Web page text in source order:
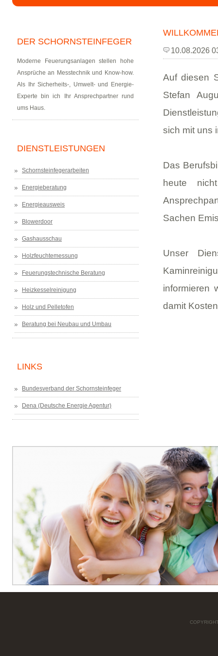
10.08.2026
Auf diesen
Stefan
sich mit uns
Das
heute
Sachen
Unser
informieren
damit
DER SCHORNSTEINFEGER
Moderne Feuerungsanlagen stellen hohe
Ansprüche an Messtechnik und Know-how.
Als Ihr Sicherheits-, Umwelt- und Energie-
Experte bin ich Ihr Ansprechpartner rund
ums Haus.
DIENSTLEISTUNGEN
Schornsteinfegerarbeiten
Energieberatung
Energieausweis
Blowerdoor
Gashausschau
Holzfeuchtemessung
Feuerungstechnische Beratung
Heizkesselreinigung
Holz und Pelletofen
Beratung bei Neubau und Umbau
LINKS
Bundesverband der Schornsteinfeger
Dena (Deutsche Energie Agentur)